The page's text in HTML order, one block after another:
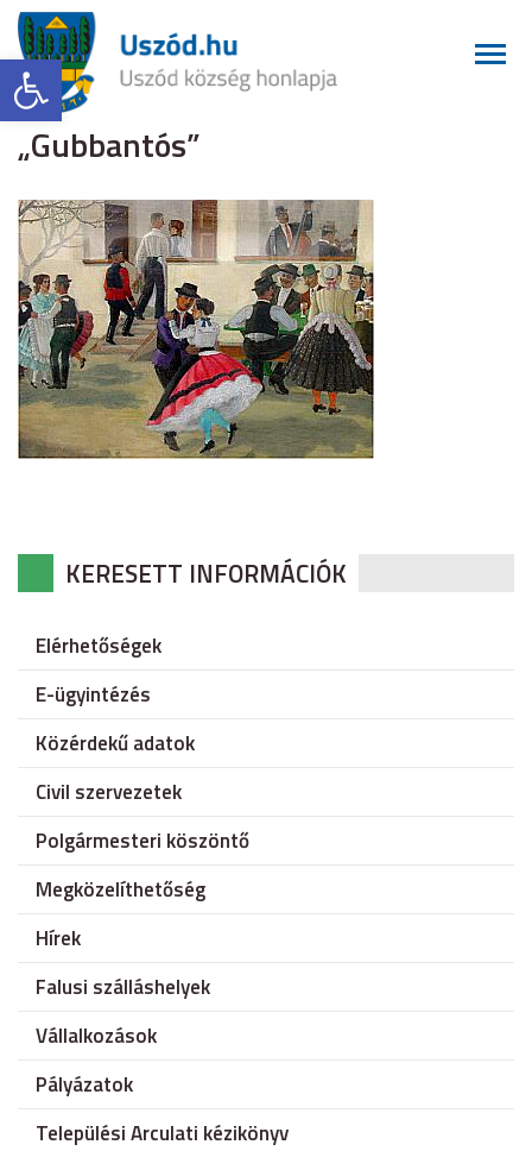
Eszköztár megnyitása
„Gubbantós”
KERESETT INFORMÁCIÓK
Elérhetőségek
E-ügyintézés
Közérdekű adatok
Civil szervezetek
Polgármesteri köszöntő
Megközelíthetőség
Hírek
Falusi szálláshelyek
Vállalkozások
Pályázatok
Települési Arculati kézikönyv